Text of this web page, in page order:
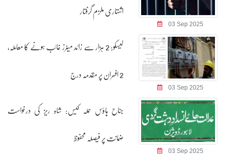
03 Sep 2025
اشتہاری ملزم گرفتار
03 Sep 2025
لیسکو: 2 ہزار سے زائد میٹرز غائب ہونے کا معاملہ،
2 افسران پر مقدمہ درج
03 Sep 2025
جناح ہاؤس حملہ کیس: شاہ ریز کی درخواست
ضمانت پر فیصلہ محفوظ